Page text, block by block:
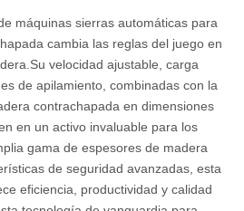
máquinas sierras automáticas para
cambia las reglas del juego en
velocidad ajustable, carga
de apilamiento, combinadas con la
contrachapada en dimensiones
en un activo invaluable para los
gama de espesores de madera
de seguridad avanzadas, esta
eficiencia, productividad y calidad